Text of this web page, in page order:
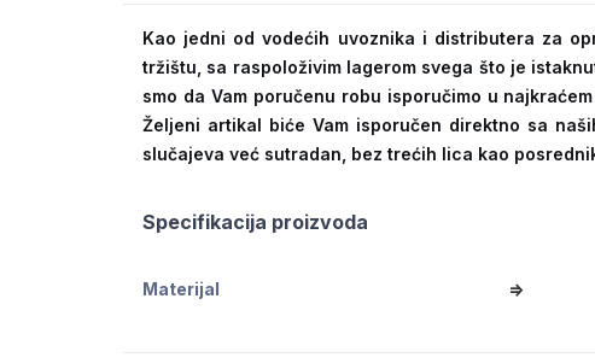
Kao jedni od vodećih uvoznika i distributera za
tržištu, sa raspoloživim lagerom svega što je
smo da Vam poručenu robu isporučimo u
Željeni artikal biće Vam isporučen direktno sa
slučajeva već sutradan, bez trećih lica kao
Specifikacija proizvoda
Materijal =>